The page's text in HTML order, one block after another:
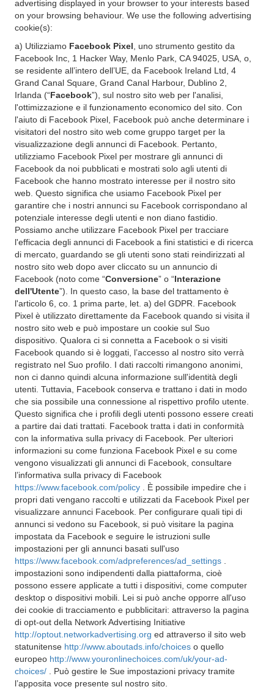
advertising displayed in your browser to your interests based
on your browsing behaviour. We use the following advertising
cookie(s):
a) Utilizziamo Facebook Pixel , uno strumento gestito da
Facebook Inc, 1 Hacker Way, Menlo Park, CA 94025, USA, o,
se residente all’intero dell’UE, da Facebook Ireland Ltd, 4
Grand Canal Square, Grand Canal Harbour, Dublino 2,
Irlanda (“Facebook”), sul nostro sito web per l'analisi,
l'ottimizzazione e il funzionamento economico del sito. Con
l'aiuto di Facebook Pixel, Facebook può anche determinare i
visitatori del nostro sito web come gruppo target per la
visualizzazione degli annunci di Facebook. Pertanto,
utilizziamo Facebook Pixel per mostrare gli annunci di
Facebook da noi pubblicati e mostrati solo agli utenti di
Facebook che hanno mostrato interesse per il nostro sito
web. Questo significa che usiamo Facebook Pixel per
garantire che i nostri annunci su Facebook corrispondano al
potenziale interesse degli utenti e non diano fastidio.
Possiamo anche utilizzare Facebook Pixel per tracciare
l'efficacia degli annunci di Facebook a fini statistici e di ricerca
di mercato, guardando se gli utenti sono stati reindirizzati al
nostro sito web dopo aver cliccato su un annuncio di
Facebook (noto come “Conversione” o “Interazione
dell'Utente”). In questo caso, la base del trattamento è
l'articolo 6, co. 1 prima parte, let. a) del GDPR. Facebook
Pixel è utilizzato direttamente da Facebook quando si visita il
nostro sito web e può impostare un cookie sul Suo
dispositivo. Qualora ci si connetta a Facebook o si visiti
Facebook quando si è loggati, l’accesso al nostro sito verrà
registrato nel Suo profilo. I dati raccolti rimangono anonimi,
non ci danno quindi alcuna informazione sull'identità degli
utenti. Tuttavia, Facebook conserva e trattano i dati in modo
che sia possibile una connessione al rispettivo profilo utente.
Questo significa che i profili degli utenti possono essere creati
a partire dai dati trattati. Facebook tratta i dati in conformità
con la informativa sulla privacy di Facebook. Per ulteriori
informazioni su come funziona Facebook Pixel e su come
vengono visualizzati gli annunci di Facebook, consultare
l’informativa sulla privacy di Facebook
https://www.facebook.com/policy
. È possibile impedire che i
propri dati vengano raccolti e utilizzati da Facebook Pixel per
visualizzare annunci Facebook. Per configurare quali tipi di
annunci si vedono su Facebook, si può visitare la pagina
impostata da Facebook e seguire le istruzioni sulle
impostazioni per gli annunci basati sull'uso
https://www.facebook.com/adpreferences/ad_settings
impostazioni sono indipendenti dalla piattaforma, cioè
possono essere applicate a tutti i dispositivi, come computer
desktop o dispositivi mobili. Lei si può anche opporre all'uso
dei cookie di tracciamento e pubblicitari: attraverso la pagina
di opt-out della Network Advertising Initiative
http://optout.networkadvertising.org ed attraverso il sito web
statunitense http://www.aboutads.info/choices o quello
europeo http://www.youronlinechoices.com/uk/your-ad-
choices/
. Può gestire le Sue impostazioni privacy tramite
l’apposita voce presente sul nostro sito.